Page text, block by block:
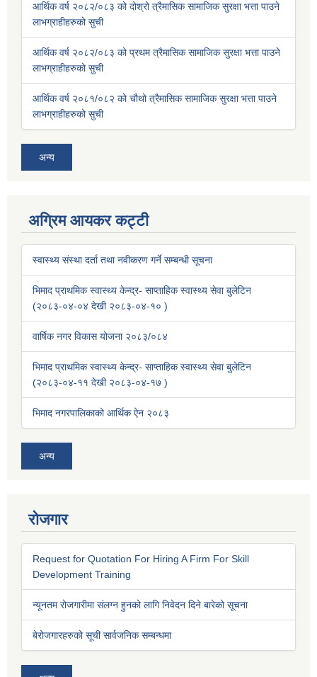
आर्थिक वर्ष २०८२/०८३ को दोश्रो त्रैमासिक सामाजिक सुरक्षा भत्ता पाउने
लाभग्राहीहरुको सुची
आर्थिक वर्ष २०८२/०८३ को प्रथम त्रैमासिक सामाजिक सुरक्षा भत्ता पाउने
लाभग्राहीहरुको सुची
आर्थिक वर्ष २०८१/०८२ को चौथो त्रैमासिक सामाजिक सुरक्षा भत्ता पाउने
लाभग्राहीहरुको सुची
अन्य
अग्रिम आयकर कट्टी
स्वास्थ्य संस्था दर्ता तथा नवीकरण गर्ने सम्बन्धी सूचना
भिमाद प्राथमिक स्वास्थ्य केन्द्र- साप्ताहिक स्वास्थ्य सेवा बुलेटिन
(२०८३-०४-०४ देखी २०८३-०४-१० )
वार्षिक नगर विकास योजना २०८३/०८४
भिमाद प्राथमिक स्वास्थ्य केन्द्र- साप्ताहिक स्वास्थ्य सेवा बुलेटिन
(२०८३-०४-११ देखी २०८३-०४-१७ )
भिमाद नगरपालिकाको आर्थिक ऐन २०८३
अन्य
रोजगार
Request for Quotation For Hiring A Firm For Skill
Development Training
न्यूनतम रोजगारीमा संलग्न हुनको लागि निवेदन दिने बारेको सूचना
बेरोजगारहरुको सूची सार्वजनिक सम्बन्धमा